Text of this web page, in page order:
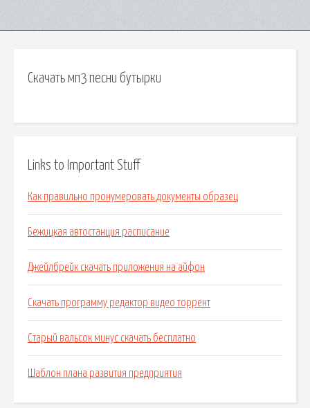
Скачать мп3 песни бутырки
Links to Important Stuff
Как правильно пронумеровать документы образец
Бежицкая автостанция расписание
Джейлбрейк скачать приложения на айфон
Скачать программу редактор видео торрент
Старый вальсок минус скачать бесплатно
Шаблон плана развития предприятия